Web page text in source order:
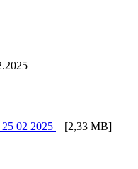
25 02 2025
[2,33 MB]